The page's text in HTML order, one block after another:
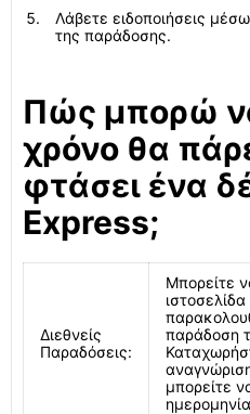
Λάβετε ειδοποιήσεις
της παράδοσης.
Πώς μπορώ
χρόνο θα
φτάσει ένα
Express;
Διεθνείς
Παραδόσεις:
Μπορείτε
παράδοση
μπορείτε